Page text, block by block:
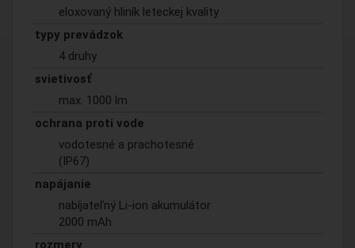
eloxovaný hliník leteckej kvality
typy prevádzok
4 druhy
svietivosť
max. 1000 lm
ochrana proti vode
vodotesné a prachotesné
(IP67)
napájanie
nabíjateľný Li-ion akumulátor
2000 mAh
rozmery